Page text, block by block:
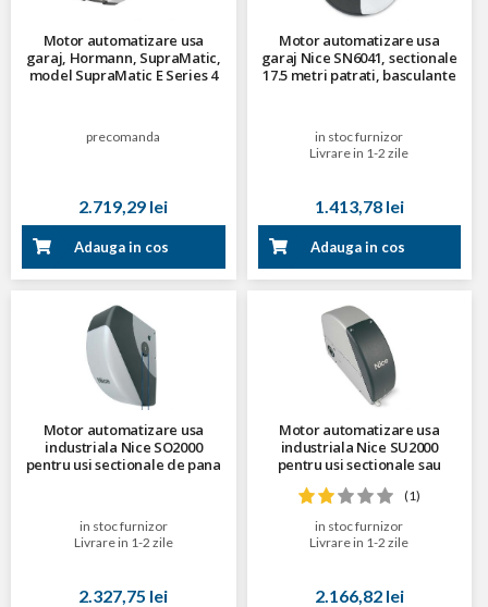
Motor automatizare usa
garaj, Hormann, SupraMatic,
model SupraMatic E Series 4
precomanda
2.719,29 lei
Adauga in cos
Motor automatizare usa
garaj Nice SN6041, sectionale
17.5 metri patrati, basculante
in stoc furnizor
Livrare in 1-2 zile
1.413,78 lei
Adauga in cos
Motor automatizare usa
industriala Nice SO2000
pentru usi sectionale de pana
in stoc furnizor
Livrare in 1-2 zile
2.327,75 lei
Motor automatizare usa
industriala Nice SU2000
pentru usi sectionale sau
15-35 metri patrati, 24 V
(1)
in stoc furnizor
Livrare in 1-2 zile
2.166,82 lei